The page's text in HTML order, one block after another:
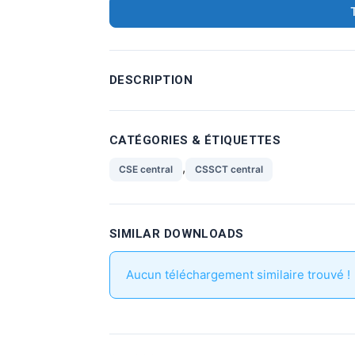
DESCRIPTION
CATÉGORIES & ÉTIQUETTES
CSE central , CSSCT central
SIMILAR DOWNLOADS
Aucun téléchargement similaire trouvé !